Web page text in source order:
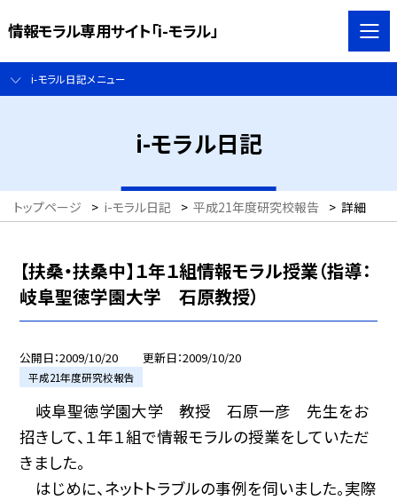
情報モラル専用サイト「i-モラル」
i-モラル日記メニュー
i-モラル日記
トップページ > i-モラル日記 > 平成21年度研究校報告 > 詳細
【扶桑・扶桑中】１年１組情報モラル授業（指導：
岐阜聖徳学園大学 石原教授）
公開日 2009/10/20 更新日 2009/10/20
平成21年度研究校報告
岐阜聖徳学園大学 教授 石原一彦 先生をお
招きして、１年１組で情報モラルの授業をしていただ
きました。
はじめに、ネットトラブルの事例を伺いました。実際